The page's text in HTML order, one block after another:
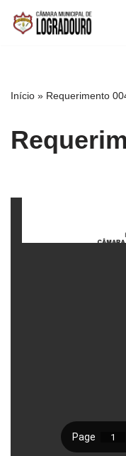
Pular
Início » Requerimento